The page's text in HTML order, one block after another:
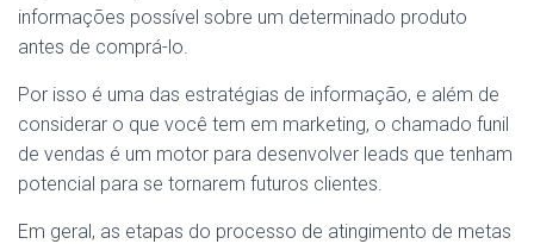
informações possível sobre um determinado produto
antes de comprá-lo.
Por isso é uma das estratégias de informação, e além de
considerar o que você tem em marketing, o chamado funil
de vendas é um motor para desenvolver leads que tenham
potencial para se tornarem futuros clientes.
Em geral, as etapas do processo de atingimento de metas